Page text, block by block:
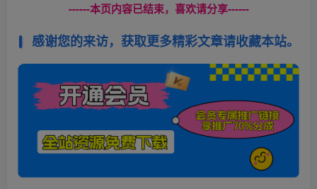
------本页内容已结束，喜欢请分享------
感谢您的来访，获取更多精彩文章请收藏本站。